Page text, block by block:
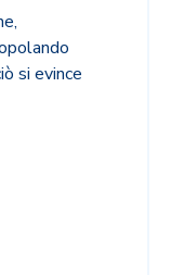
si evince